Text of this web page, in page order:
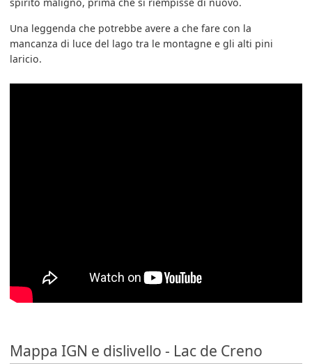
spirito maligno, prima che si riempisse di nuovo.
Una leggenda che potrebbe avere a che fare con la
mancanza di luce del lago tra le montagne e gli alti pini
laricio.
Mappa IGN e dislivello - Lac de Creno